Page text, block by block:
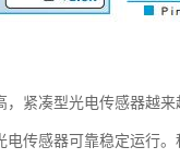
紧凑型光电传感器越
传感器可靠稳定运行